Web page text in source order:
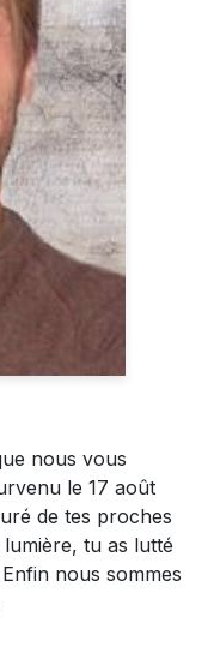
nous vous
le 17 août
de tes proches
tu as lutté
nous sommes